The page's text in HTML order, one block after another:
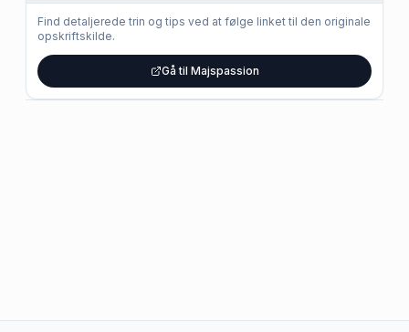
Find detaljerede trin og tips ved at følge linket til den originale
opskriftskilde.
Gå til Majspassion